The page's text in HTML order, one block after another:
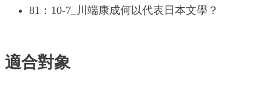
81：10-7_川端康成何以代表日本文學？
適合對象